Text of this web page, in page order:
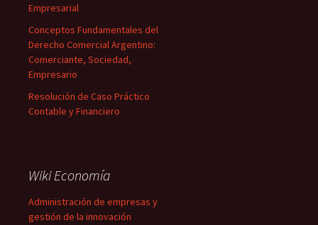
Empresarial
Conceptos Fundamentales del
Derecho Comercial Argentino:
Comerciante, Sociedad,
Empresario
Resolución de Caso Práctico
Contable y Financiero
Wiki Economía
Administración de empresas y
gestión de la innovación